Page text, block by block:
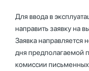
Для ввода в
направить заявку на
Заявка направляется
дня предполагаемой
комиссии